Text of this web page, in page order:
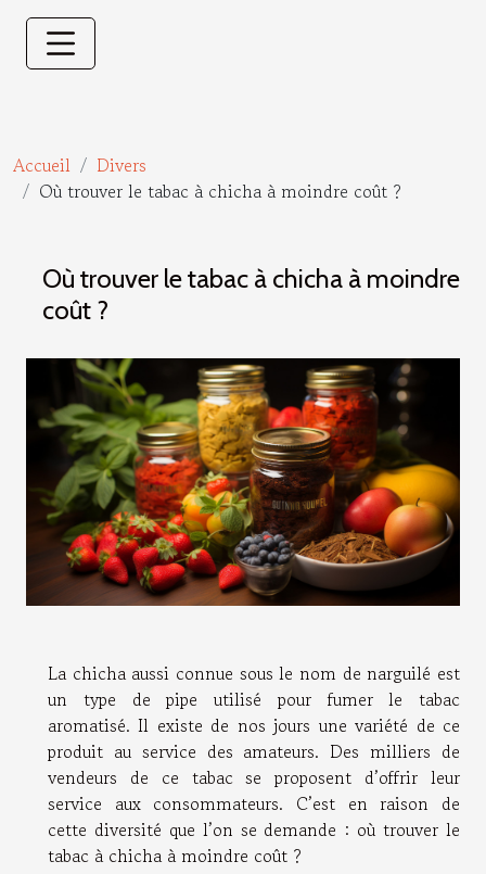
Accueil
Divers
Où trouver le tabac à chicha à moindre coût ?
Où trouver le tabac à chicha à moindre
coût ?
La chicha aussi connue sous le nom de narguilé est
un type de pipe utilisé pour fumer le tabac
aromatisé. Il existe de nos jours une variété de ce
produit au service des amateurs. Des milliers de
vendeurs de ce tabac se proposent d’offrir leur
service aux consommateurs. C’est en raison de
cette diversité que l’on se demande : où trouver le
tabac à chicha à moindre coût ?